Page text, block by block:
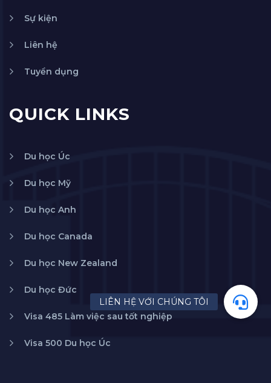
Sự kiện
Liên hệ
Tuyển dụng
QUICK LINKS
Du học Úc
Du học Mỹ
Du học Anh
Du học Canada
Du học New Zealand
Du học Đức
Visa 485 Làm việc sau tốt nghiệp
Visa 500 Du học Úc